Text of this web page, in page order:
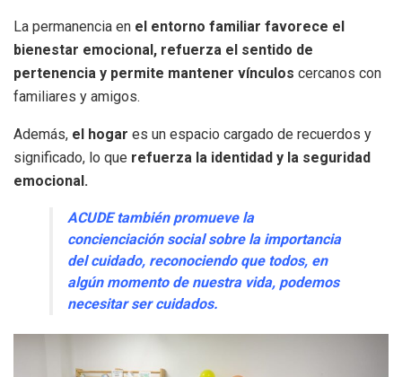
La permanencia en el entorno familiar favorece el
bienestar emocional, refuerza el sentido de
pertenencia y permite mantener vínculos cercanos con
familiares y amigos.
Además, el hogar es un espacio cargado de recuerdos y
significado, lo que refuerza la identidad y la seguridad
emocional.
ACUDE también promueve la
concienciación social sobre la importancia
del cuidado, reconociendo que todos, en
algún momento de nuestra vida, podemos
necesitar ser cuidados.